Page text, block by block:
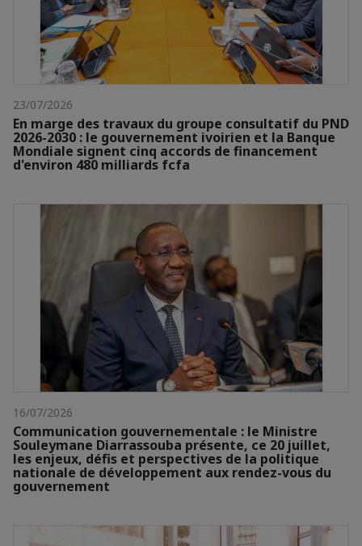
23/07/2026
En marge des travaux du groupe consultatif du PND
2026-2030 : le gouvernement ivoirien et la Banque
Mondiale signent cinq accords de financement
d'environ 480 milliards fcfa
16/07/2026
Communication gouvernementale : le Ministre
Souleymane Diarrassouba présente, ce 20 juillet,
les enjeux, défis et perspectives de la politique
nationale de développement aux rendez-vous du
gouvernement